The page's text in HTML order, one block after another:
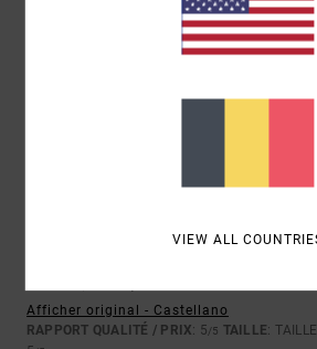
Afficher original - Castellano
RAPPORT QUALITÉ / PRIX: 5/5
Afficher original - Castellano
RAPPORT QUALITÉ / PRIX: 5/5 TAILLE:
VIEW ALL